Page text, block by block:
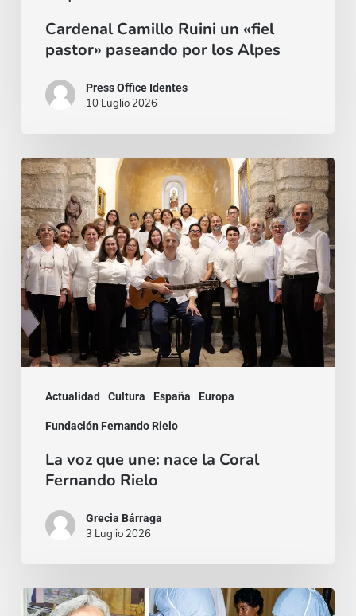
Cardenal Camillo Ruini un «fiel
pastor» paseando por los Alpes
Press Office Identes
10 Luglio 2026
Actualidad Cultura España Europa
Fundación Fernando Rielo
La
voz
que
une:
nace
la
Coral
Fernando
La voz que une: nace la Coral
Fernando Rielo
Grecia Bárraga
3 Luglio 2026
La